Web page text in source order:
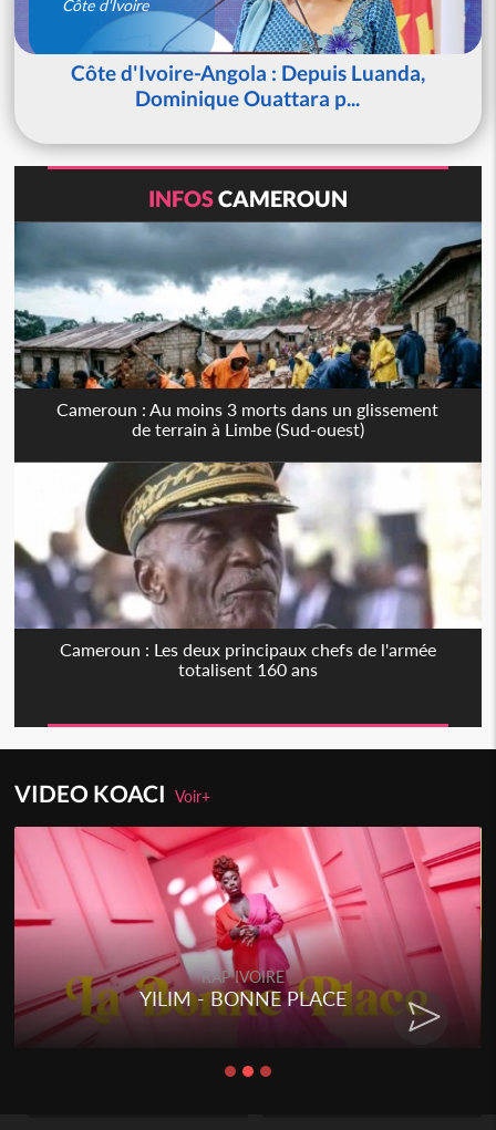
Côte d'Ivoire
Côte d'Ivoire-Angola : Depuis Luanda,
Dominique Ouattara p...
INFOSCAMEROUN
Cameroun : Au moins 3 morts dans un glissement
de terrain à Limbe (Sud-ouest)
Cameroun : Les deux principaux chefs de l'armée
totalisent 160 ans
VIDEO KOACIVoir+
RAP IVOIRE
YILIM - BONNE PLACE